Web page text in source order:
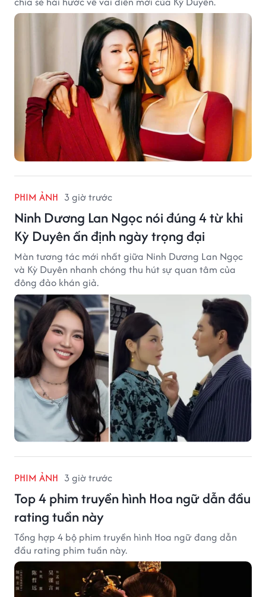
PHIM ẢNH 3 giờ trước
Ninh Dương Lan Ngọc nói đúng 4 từ khi
Kỳ Duyên ấn định ngày trọng đại
Màn tương tác mới nhất giữa Ninh Dương Lan Ngọc
và Kỳ Duyên nhanh chóng thu hút sự quan tâm của
đông đảo khán giả.
PHIM ẢNH 3 giờ trước
Top 4 phim truyền hình Hoa ngữ dẫn đầu
rating tuần này
Tổng hợp 4 bộ phim truyền hình Hoa ngữ đang dẫn
đầu rating phim tuần này.